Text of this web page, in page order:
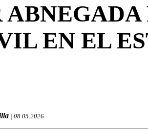
EN EL
| 08.05.2026